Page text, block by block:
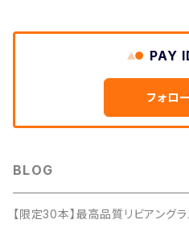
PAY
フォロ
BLOG
【限定30本】最高品質リビアング